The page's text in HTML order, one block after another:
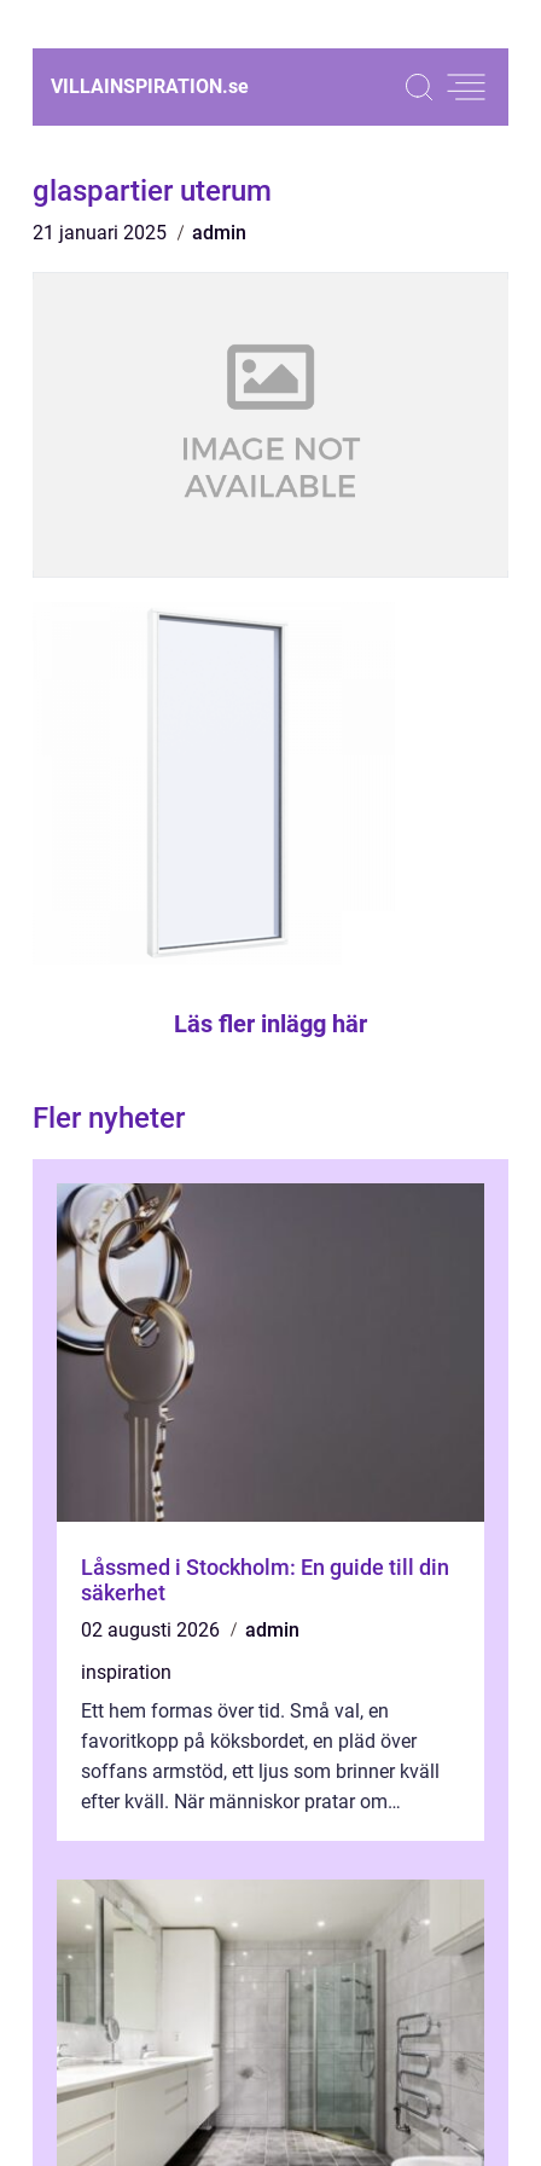
VILLAINSPIRATION.se
glaspartier uterum
21 januari 2025 admin
Läs fler inlägg här
Fler nyheter
Låssmed i Stockholm: En guide till din
säkerhet
02 augusti 2026
admin
inspiration
Ett hem formas över tid. Små val, en
favoritkopp på köksbordet, en pläd över
soffans armstöd, ett ljus som brinner kväll
efter kväll. När människor pratar om